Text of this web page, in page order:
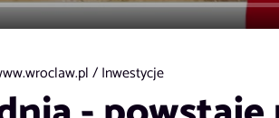
/Inwestycje